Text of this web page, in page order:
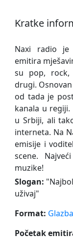
Kratke
Naxi radio je
emitira
su pop, rock,
drugi.
od tada je
kanala u
u Srbiji, ali
interneta. Na
emisije i
scene.
muzike!
Slogan: "
uživaj"
Format: Glazba
Početak